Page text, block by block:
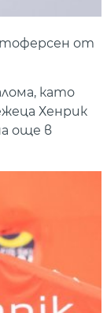
от
като
Хенрик
още в